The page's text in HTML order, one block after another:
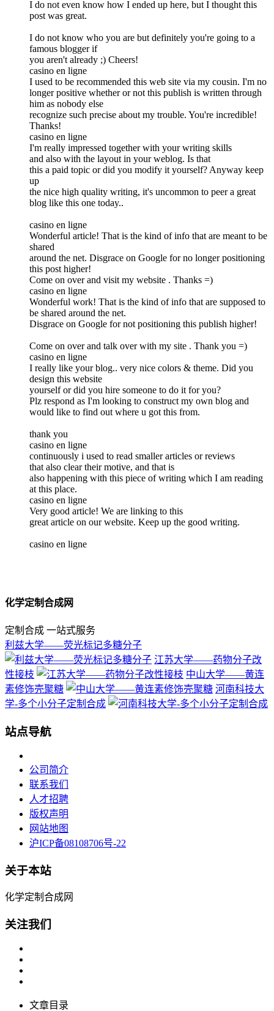
I do not even know how I ended up here, but I thought this
post was great.
I do not know who you are but definitely you're going to a
famous blogger if
you aren't already ;) Cheers!
casino en ligne
I used to be recommended this web site via my cousin. I'm no
longer positive whether or not this publish is written through
him as nobody else
recognize such precise about my trouble. You're incredible!
Thanks!
casino en ligne
I'm really impressed together with your writing skills
and also with the layout in your weblog. Is that
this a paid topic or did you modify it yourself? Anyway keep
up
the nice high quality writing, it's uncommon to peer a great
blog like this one today..
casino en ligne
Wonderful article! That is the kind of info that are meant to be
shared
around the net. Disgrace on Google for no longer positioning
this post higher!
Come on over and visit my website . Thanks =)
casino en ligne
Wonderful work! That is the kind of info that are supposed to
be shared around the net.
Disgrace on Google for not positioning this publish higher!
Come on over and talk over with my site . Thank you =)
casino en ligne
I really like your blog.. very nice colors & theme. Did you
design this website
yourself or did you hire someone to do it for you?
Plz respond as I'm looking to construct my own blog and
would like to find out where u got this from.
thank you
casino en ligne
continuously i used to read smaller articles or reviews
that also clear their motive, and that is
also happening with this piece of writing which I am reading
at this place.
casino en ligne
Very good article! We are linking to this
great article on our website. Keep up the good writing.
casino en ligne
化学定制合成网
定制合成 一站式服务
利兹大学——荧光标记多糖分子
江苏大学——药物分子改
性接枝
中山大学——黄连
素修饰壳聚糖
河南科技大
学-多个小分子定制合成
站点导航
公司简介
联系我们
人才招聘
版权声明
网站地图
沪ICP备08108706号-22
关于本站
化学定制合成网
关注我们
文章目录